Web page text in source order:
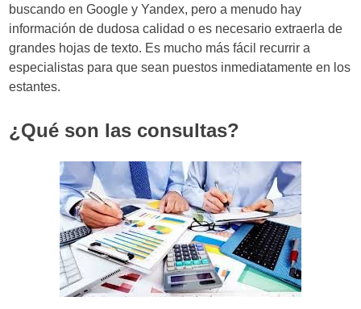
buscando en Google y Yandex, pero a menudo hay
información de dudosa calidad o es necesario extraerla de
grandes hojas de texto. Es mucho más fácil recurrir a
especialistas para que sean puestos inmediatamente en los
estantes.
¿Qué son las consultas?